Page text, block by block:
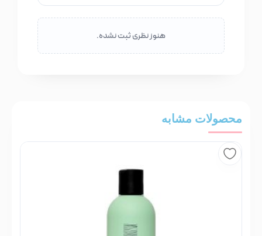
هنوز نظری ثبت نشده.
محصولات مشابه